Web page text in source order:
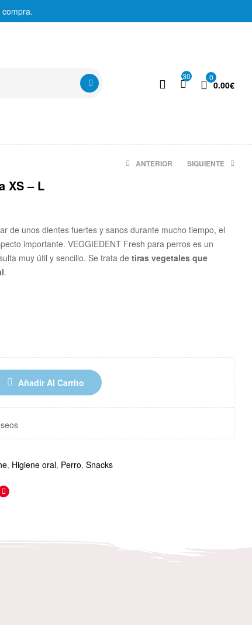
30 0
0.00€
ANTERIOR
8.93€
SIGUIENTE
XS – L
de unos dientes fuertes y sanos durante mucho tiempo, el
importante. VEGGIEDENT Fresh para perros es un
muy útil y sencillo. Se trata de tiras vegetales que
.
Añadir Al Carrito
, Higiene oral, Perro, Snacks
Pinterest